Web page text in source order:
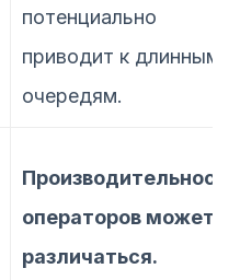
потенциально
приводит к длинным
очередям.
операторов может
различаться.